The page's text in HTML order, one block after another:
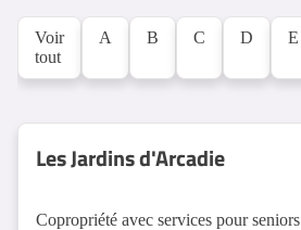
Voir
tout
A B C D E
Les Jardins d'Arcadie
Copropriété avec services pour seniors